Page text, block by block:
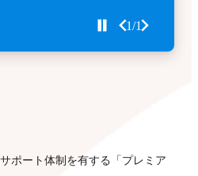
1/1
ポート体制を有する「プレミア